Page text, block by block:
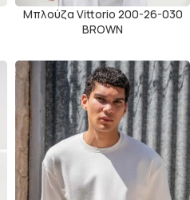
Μπλούζα Vittorio 200-26-030
BROWN